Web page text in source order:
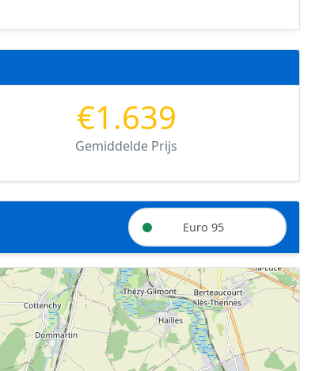
€1.639
Gemiddelde Prijs
Euro 95